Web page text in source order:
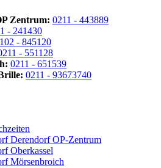
Zentrum: 0211 - 443889
- 241430
- 845120
- 551128
0211 - 651539
0211 - 93673740
Derendorf OP-Zentrum
Oberkassel
Mörsenbroich